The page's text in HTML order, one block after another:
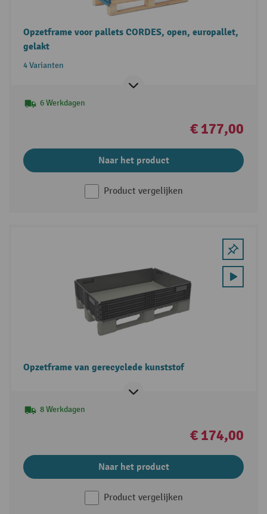
Opzetframe voor pallets CORDES, open, europallet,
gelakt
4 Varianten
6 Werkdagen
€ 177,00
Naar het product
Product vergelijken
Opzetframe van gerecyclede kunststof
8 Werkdagen
€ 174,00
Naar het product
Product vergelijken